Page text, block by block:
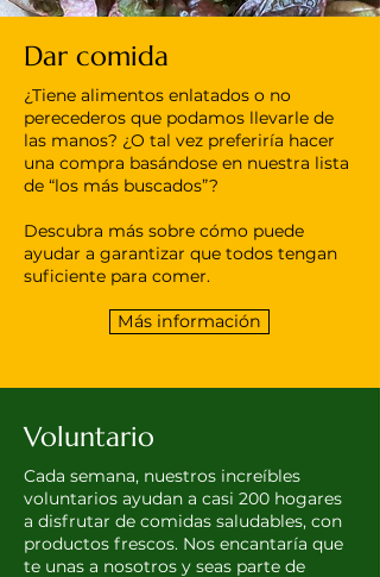
Dar comida
¿Tiene alimentos enlatados o no
perecederos que podamos llevarle de
las manos? ¿O tal vez preferiría hacer
una compra basándose en nuestra lista
de “los más buscados”?
Descubra más sobre cómo puede
ayudar a garantizar que todos tengan
suficiente para comer.
Más información
Voluntario
Cada semana, nuestros increíbles
voluntarios ayudan a casi 200 hogares
a disfrutar de comidas saludables, con
productos frescos. Nos encantaría que
te unas a nosotros y seas parte de